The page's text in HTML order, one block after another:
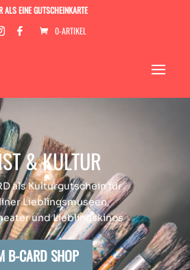
ALS EINE GUTSCHEINKARTE
0-ARTIKEL
& KULTUR
als Kulturgutschein für
Lieblingsmuseen,
und Lieblingskinos
B-CARD SHOP